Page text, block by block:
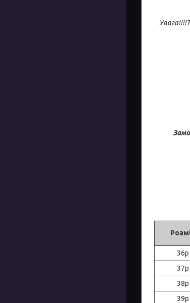
Увага!!!!
36р
37р
38р
39р